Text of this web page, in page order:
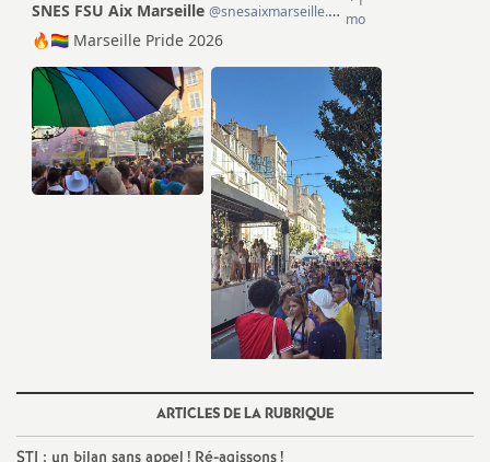
ARTICLES DE LA RUBRIQUE
STI : un bilan sans appel ! Ré-agissons!